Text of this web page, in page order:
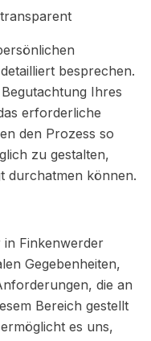
besprechen.
Ihres
erforderliche
den Prozess so
zu gestalten,
durchatmen können.
Finkenwerder
Gegebenheiten,
die an
Bereich gestellt
es uns,